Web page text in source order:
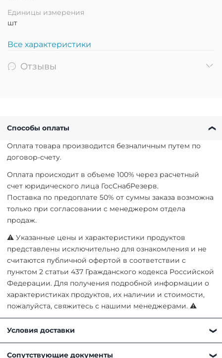
Единицы измерения
шт
Все характеристики
Отзывы
Способы оплаты
Оплата товара производится безналичным путем по
договор-счету.
Оплата происходит в объеме 100% через расчетный
счет юридического лица ГосСнабРезерв.
Поставка по предоплате 50% от суммы заказа возможна
только при согласовании с менеджером отдела
продаж.
⚠ Указанные цены и характеристики продуктов
представлены исключительно для ознакомления и не
считаются публичной офертой в соответствии с
пунктом 2 статьи 437 Гражданского кодекса Российской
Федерации. Для получения подробной информации о
характеристиках продуктов, их наличии и стоимости,
пожалуйста, свяжитесь с нашими менеджерами. ⚠
Условия доставки
Сопутствующие документы